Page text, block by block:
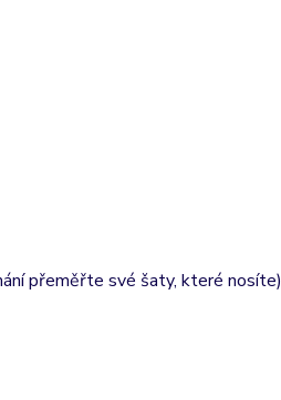
přeměřte své šaty, které nosíte)